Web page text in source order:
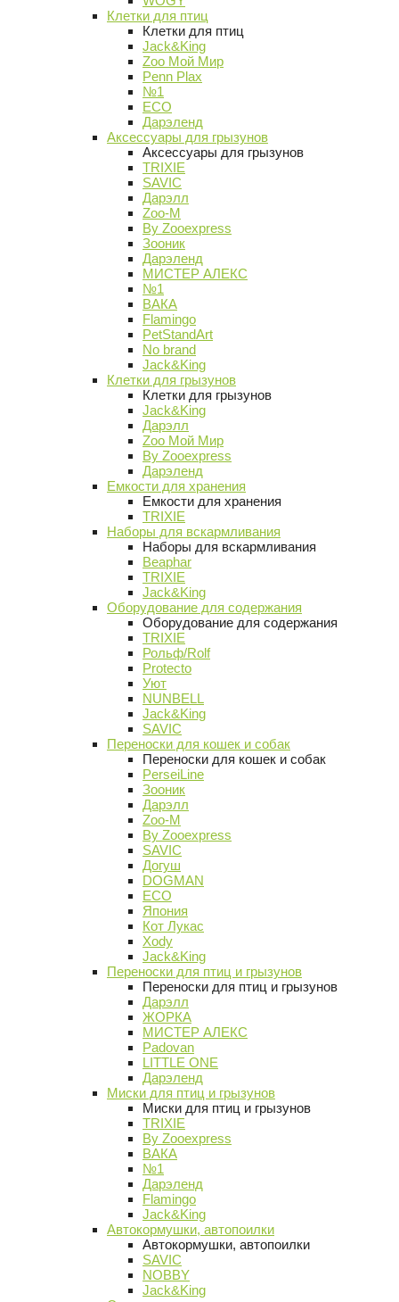
Клетки для птиц
Клетки для птиц
Jack&King
Zoo Мой Мир
Penn Plax
№1
ECO
Дарэленд
Аксессуары для грызунов
Аксессуары для грызунов
TRIXIE
SAVIC
Дарэлл
Zoo-M
By Zooexpress
Зооник
Дарэленд
МИСТЕР АЛЕКС
№1
ВАКА
Flamingo
PetStandArt
No brand
Jack&King
Клетки для грызунов
Клетки для грызунов
Jack&King
Дарэлл
Zoo Мой Мир
By Zooexpress
Дарэленд
Емкости для хранения
Емкости для хранения
TRIXIE
Наборы для вскармливания
Наборы для вскармливания
Beaphar
TRIXIE
Jack&King
Оборудование для содержания
Оборудование для содержания
TRIXIE
Рольф/Rolf
Protecto
Уют
NUNBELL
Jack&King
SAVIC
Переноски для кошек и собак
Переноски для кошек и собак
PerseiLine
Зооник
Дарэлл
Zoo-M
By Zooexpress
SAVIC
Догуш
DOGMAN
ECO
Япония
Кот Лукас
Xody
Jack&King
Переноски для птиц и грызунов
Переноски для птиц и грызунов
Дарэлл
ЖОРКА
МИСТЕР АЛЕКС
Padovan
LITTLE ONE
Дарэленд
Миски для птиц и грызунов
Миски для птиц и грызунов
TRIXIE
By Zooexpress
ВАКА
№1
Дарэленд
Flamingo
Jack&King
Автокормушки, автопоилки
Автокормушки, автопоилки
SAVIC
NOBBY
Jack&King